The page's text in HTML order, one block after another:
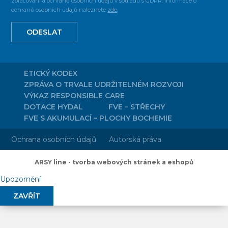
ochraně osobních údajů naleznete zde.
ODESLAT
ETICKÝ KODEX
ZPRÁVA O TRVALE UDRŽITELNÉM ROZVOJI
VÝKAZ RESPONSIBLE CARE
DOTACE HYDAL
FVE – STŘECHY
FVE S AKUMULACÍ – PLOCHY BOCHEMIE
Ochrana osobních údajů Autorská práva
ARSY line - tvorba webových stránek a eshopů
Upozornění
ZAVŘÍT